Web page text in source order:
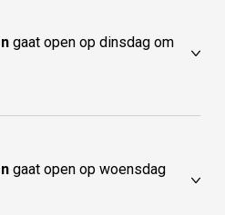
gesloten
10:00 - 17:30
gaat open op dinsdag om
gesloten
10:00 - 17:30
10:00 - 17:30
gaat open op woensdag